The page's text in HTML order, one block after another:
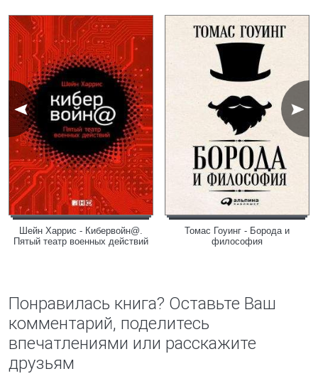
Шейн Харрис - Кибервойн@.
Пятый театр военных действий
Томас Гоуинг - Борода и
философия
Понравилась книга? Оставьте Ваш
комментарий, поделитесь
впечатлениями или расскажите
друзьям